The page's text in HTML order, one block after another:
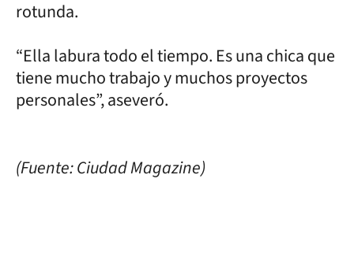
rotunda.
“Ella labura todo el tiempo. Es una chica que
tiene mucho trabajo y muchos proyectos
personales”, aseveró.
(Fuente: Ciudad Magazine)